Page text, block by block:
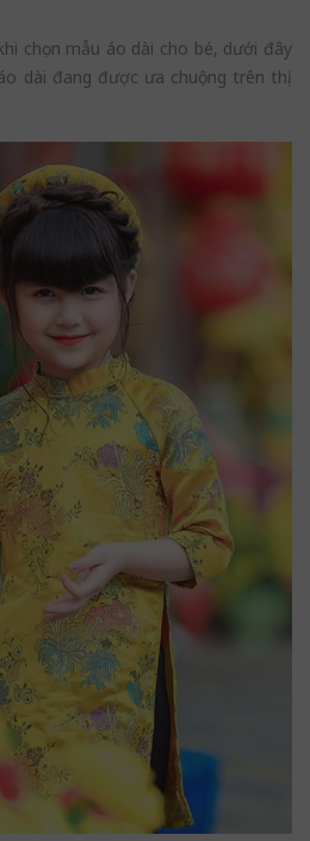
chọn mẫu áo dài cho bé, dưới đây
dài đang được ưa chuộng trên thị